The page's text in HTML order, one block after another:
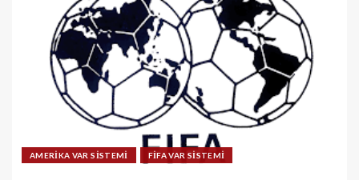
AMERİKA VAR SİSTEMİ FİFA VAR SİSTEMİ